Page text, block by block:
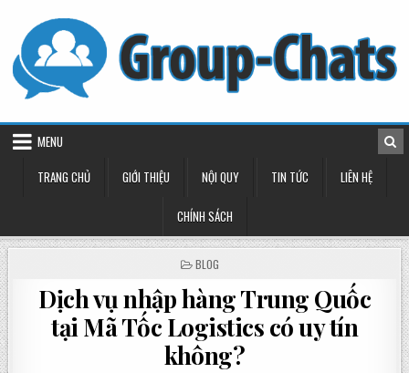
content
MENU
TRANG CHỦ
GIỚI THIỆU NỘI QUY TIN TỨC LIÊN HỆ
CHÍNH SÁCH
POSTED
BLOG
Dịch vụ nhập hàng Trung Quốc
tại Mã Tốc Logistics có uy tín
không?